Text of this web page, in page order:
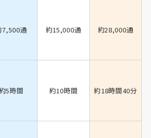
7,500通 約15,000通 約28,000通
5時間 約10時間 約18時間40分